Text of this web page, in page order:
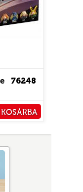
76248
KOSÁRBA